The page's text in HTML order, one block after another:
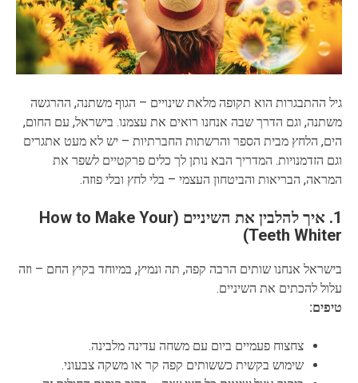
גיל ההתבגרות הוא תקופה מלאת שינויים – הגוף משתנה, ההרגשה
משתנה, וגם הדרך שבה אנחנו רואים את עצמנו. בישראל, עם החום,
הים, הלחץ מבית הספר והרשתות החברתיות – יש לא מעט אתגרים
וגם הזדמנויות. המדריך הבא נותן לך כלים פרקטיים לשפר את
המראה, הבריאות והביטחון העצמי – בלי לחץ ובלי פוזה.
1. איך להלבין את השיניים (How to Make Your
Teeth Whiter)
בישראל אנחנו שותים הרבה קפה, תה ונמיץ, במיוחד בקיץ החם – וזה
עלול להכתים את השיניים.
טיפים:
צחצוח פעמיים ביום עם משחה עדינה מלבינה.
שימוש בקשית כששותים קפה קר או משקה צבעוני.